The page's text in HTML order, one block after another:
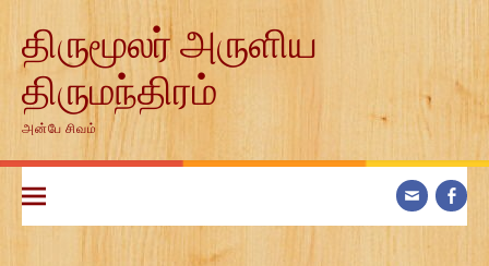
contentதிருமூலர் அருளிய
திருமந்திரம்
அன்பே சிவம்